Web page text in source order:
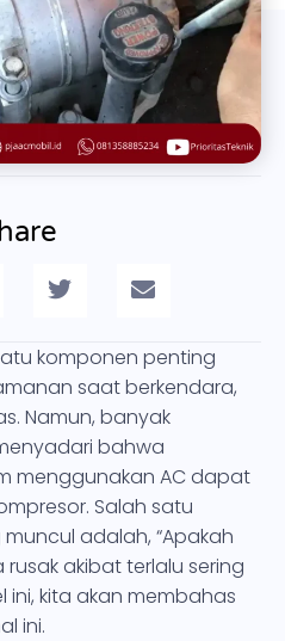
komponen penting
saat berkendara,
Namun, banyak
bahwa
menggunakan AC dapat
Salah satu
adalah, “Apakah
akibat terlalu sering
ini, kita akan membahas
ini.